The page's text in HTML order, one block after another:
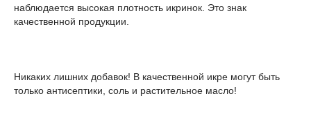
наблюдается высокая плотность икринок. Это знак
качественной продукции.
Никаких лишних добавок! В качественной икре могут быть
только антисептики, соль и растительное масло!